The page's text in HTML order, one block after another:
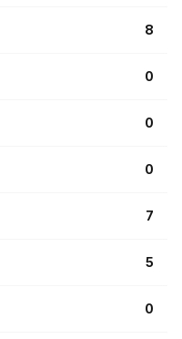
8
0
0
0
7
5
0